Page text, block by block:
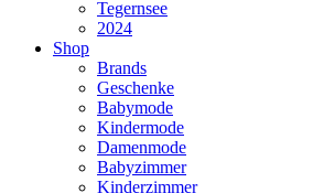
Tegernsee
2024
Shop
Brands
Geschenke
Babymode
Kindermode
Damenmode
Babyzimmer
Kinderzimmer